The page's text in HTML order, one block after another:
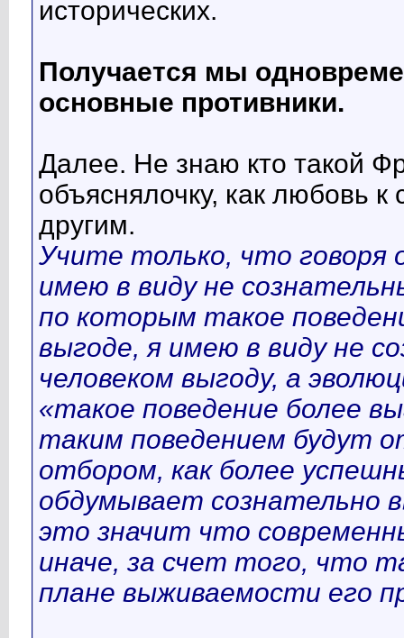
исторических.
Получается мы
основные противники.
Далее. Не знаю кто такой
объяснялочку, как любовь
другим.
Учите только, что говоря
имею в виду не
по которым такое
выгоде, я имею в виду не
человеком выгоду, а
«такое поведение более
таким поведением будут
отбором, как более
обдумывает сознательно
это значит что
иначе, за счет того, что
плане выживаемости его